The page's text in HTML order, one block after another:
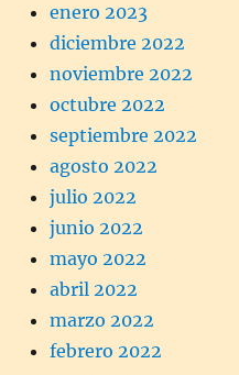
enero 2023
diciembre 2022
noviembre 2022
octubre 2022
septiembre 2022
agosto 2022
julio 2022
junio 2022
mayo 2022
abril 2022
marzo 2022
febrero 2022